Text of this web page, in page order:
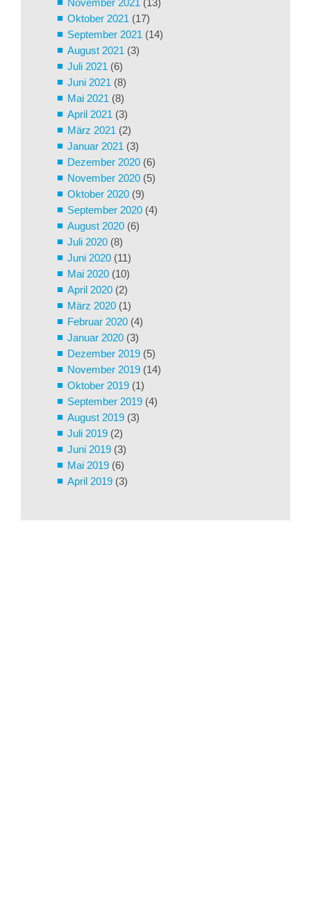
Oktober 2021 (17)
September 2021 (14)
August 2021 (3)
Juli 2021 (6)
Juni 2021 (8)
Mai 2021 (8)
April 2021 (3)
März 2021 (2)
Januar 2021 (3)
Dezember 2020 (6)
November 2020 (5)
Oktober 2020 (9)
September 2020 (4)
August 2020 (6)
Juli 2020 (8)
Juni 2020 (11)
Mai 2020 (10)
April 2020 (2)
März 2020 (1)
Februar 2020 (4)
Januar 2020 (3)
Dezember 2019 (5)
November 2019 (14)
Oktober 2019 (1)
September 2019 (4)
August 2019 (3)
Juli 2019 (2)
Juni 2019 (3)
Mai 2019 (6)
April 2019 (3)